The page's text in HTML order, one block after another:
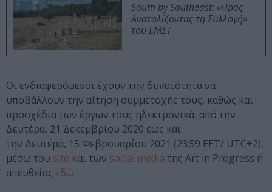
South by Southeast: «Προς-
Ανατολίζοντας τη Συλλογή»
του ΕΜΣΤ
Οι ενδιαφερόμενοι έχουν την δυνατότητα να
υποβάλλουν την αίτηση συμμετοχής τους, καθώς και
προσχέδια των έργων τους ηλεκτρονικά, από την
Δευτέρα, 21 Δεκεμβρίου 2020 έως και
την Δευτέρα, 15 Φεβρουαρίου 2021 (23:59 EET/ UTC+2),
μέσω του site και των social media της Art in Progress ή
απευθείας εδώ.